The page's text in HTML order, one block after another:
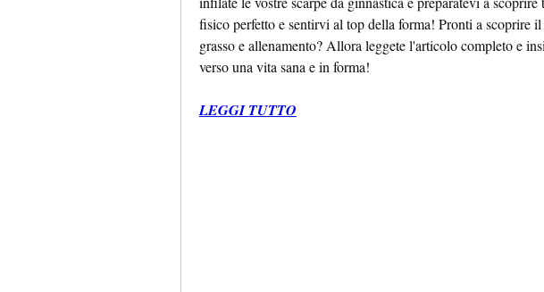
fisico perfetto e sentirvi al top della forma! Pronti a scoprire
grasso e allenamento? Allora leggete l'articolo completo e
verso una vita sana e in forma!
LEGGI TUTTO